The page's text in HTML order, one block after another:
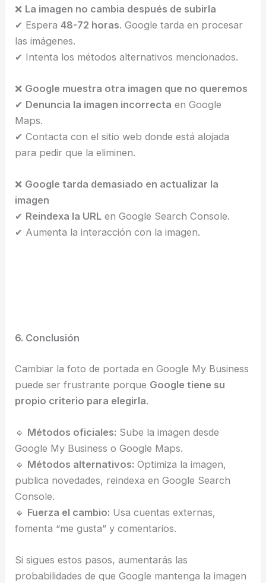
❌ La imagen no cambia después de subirla
✔ Espera48-72 horas. Google tarda en procesar
las imágenes.
✔ Intenta los métodos alternativos mencionados.
❌ Google muestra otra imagen que no queremos
✔ Denuncia la imagen incorrecta en Google
Maps.
✔ Contacta con el sitio web donde está alojada
para pedir que la eliminen.
❌ Google tarda demasiado en actualizar la
imagen
✔ Reindexa la URL en Google Search Console.
✔ Aumenta la interacción con la imagen.
6. Conclusión
Cambiar la foto de portada en Google My Business
puede ser frustrante porque Google tiene su
propio criterio para elegirla.
🔹 Métodos oficiales: Sube la imagen desde
Google My Business o Google Maps.
🔹 Métodos alternativos: Optimiza la imagen,
publica novedades, reindexa en Google Search
Console.
🔹 Fuerza el cambio: Usa cuentas externas,
fomenta “me gusta” y comentarios.
Si sigues estos pasos, aumentarás las
probabilidades de que Google mantenga la imagen